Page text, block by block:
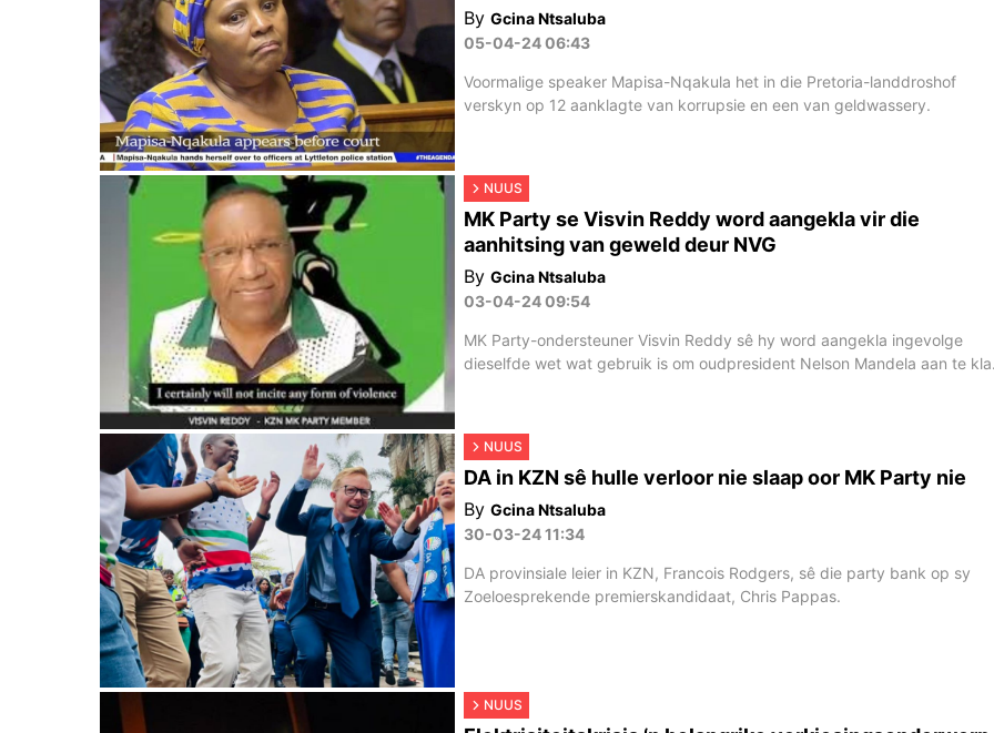
By Gcina Ntsaluba
05-04-24 06:43
Voormalige speaker Mapisa-Nqakula het in die Pretoria-landdroshof
verskyn op 12 aanklagte van korrupsie en een van geldwassery.
NUUS
MK Party se Visvin Reddy word aangekla vir die
aanhitsing van geweld deur NVG
By Gcina Ntsaluba
03-04-24 09:54
MK Party-ondersteuner Visvin Reddy sê hy word aangekla ingevolge
dieselfde wet wat gebruik is om oudpresident Nelson Mandela aan te
NUUS
DA in KZN sê hulle verloor nie slaap oor MK Party nie
By Gcina Ntsaluba
30-03-24 11:34
DA provinsiale leier in KZN, Francois Rodgers, sê die party bank op sy
Zoeloesprekende premierskandidaat, Chris Pappas.
NUUS